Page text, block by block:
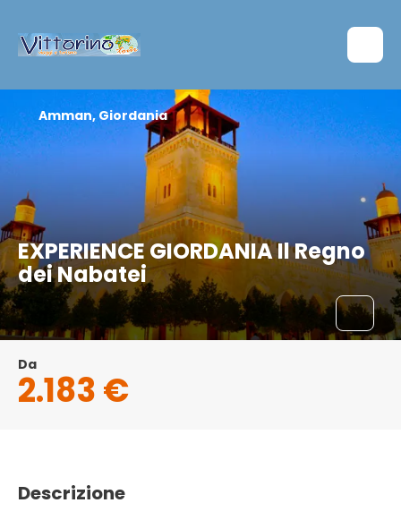
EXPERIENCE GIORDANIA Il Regno
dei Nabatei
Amman, Giordania
Da
2.183 €
Descrizione